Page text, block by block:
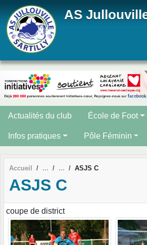
AS
Actualités du club École de Foot
Infos pratiques Pôle Féminin
Accueil ASJS C
ASJS C
coupe de district
Panneau de gestion des cookies